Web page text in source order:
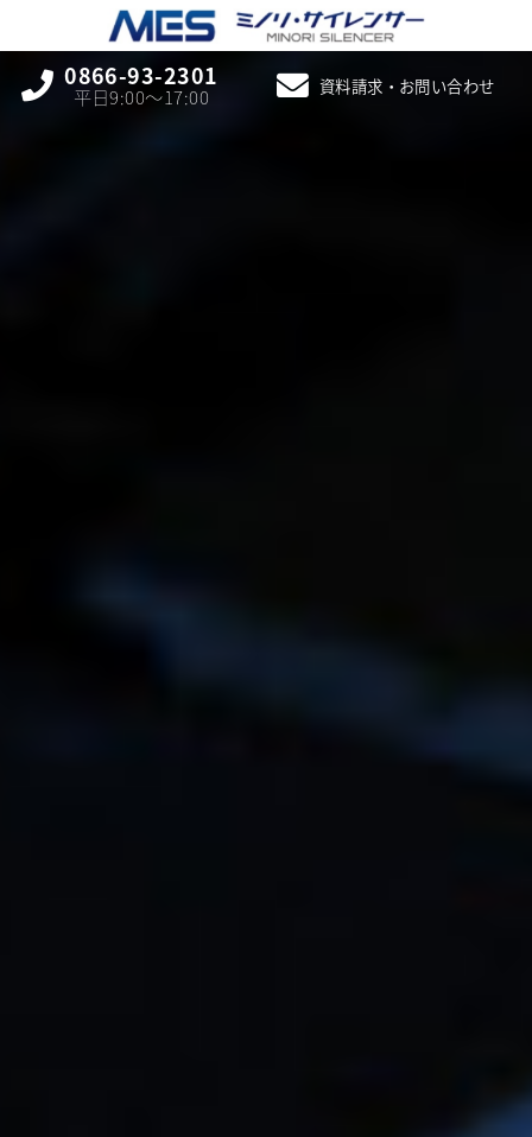
0866-93-2301
平日9:00〜17:00 資料請求・お問い合わせ